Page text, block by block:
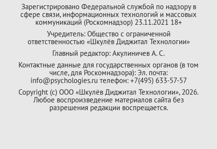
Зарегистрировано Федеральной службой по надзору в
сфере связи, информационных технологий и массовых
коммуникаций (Роскомнадзор) 23.11.2021 18+
Учредитель: Общество с ограниченной
ответственностью «Шкулёв Диджитал Технологии»
Главный редактор: Акулиничев А. С.
Контактные данные для государственных органов (в том
числе, для Роскомнадзора): Эл. почта:
info@psychologies.ru телефон: +7(495) 633-57-57
Copyright (с) ООО «Шкулёв Диджитал Технологии», 2026.
Любое воспроизведение материалов сайта без
разрешения редакции воспрещается.